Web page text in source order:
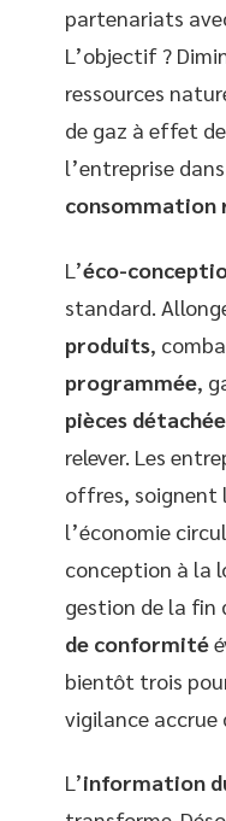
partenariats
L’objectif ?
ressources
de gaz à effet
l’entreprise
consommation
L’éco-
standard.
produits,
programmée,
pièces
relever. Les
offres,
l’économie
conception à la
gestion de la fin
de conformité
bientôt trois
vigilance accrue
L’information